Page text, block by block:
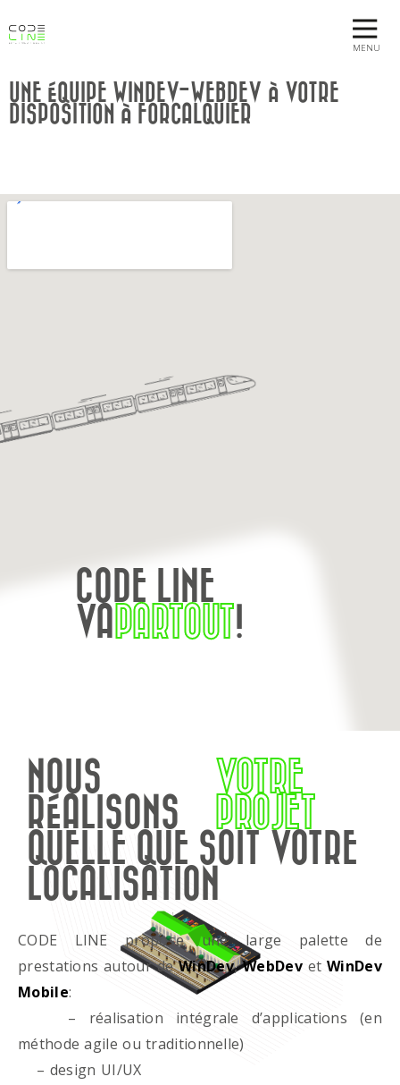
MENU
UNE ÉQUIPE WINDEV-WEBDEV À VOTRE
DISPOSITION À FORCALQUIER
CODE LINE
VAPARTOUT!
NOUS
RÉALISONS
VOTRE
PROJET
QUELLE QUE SOIT VOTRE
LOCALISATION
CODE LINE propose une large palette de
prestations autour deWinDev,WebDevet WinDev
Mobile:
– réalisation intégrale d’applications (en
méthode agile ou traditionnelle)
– design UI/UX